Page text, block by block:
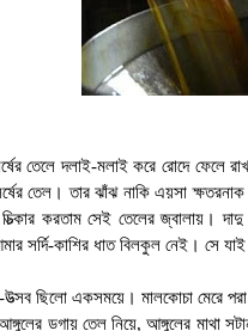
তেলে দলাই-মলাই করে রোদে ফেলে
তেল।তার ঝাঁঝ নাকি এয়সা
করতাম সেই তেলের জ্বালায়।
সর্দি-কাশির ধাত বিলকুল নেই। সে
উত্‍সব ছিলো একসময়ে। মালকোচা মেরে
ডগায় তেল নিয়ে, আঙ্গুলের মাথা